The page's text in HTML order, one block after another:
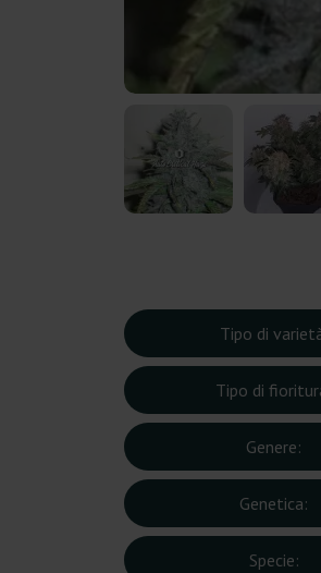
Tipo di
Tipo di
Genere:
Genetica:
Specie: